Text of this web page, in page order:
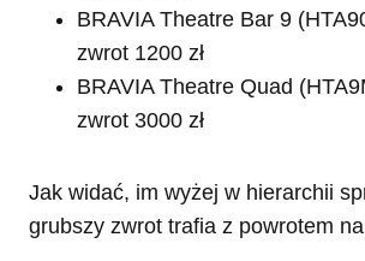
BRAVIA Theatre Bar 9
zwrot 1200 zł
BRAVIA Theatre Quad
zwrot 3000 zł
Jak widać, im wyżej w hierarchii
grubszy zwrot trafia z powrotem